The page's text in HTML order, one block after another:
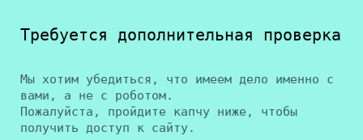
Требуется дополнительная проверка
Мы хотим убедиться, что имеем дело именно с
вами, а не с роботом.
Пожалуйста, пройдите капчу ниже, чтобы
получить доступ к сайту.